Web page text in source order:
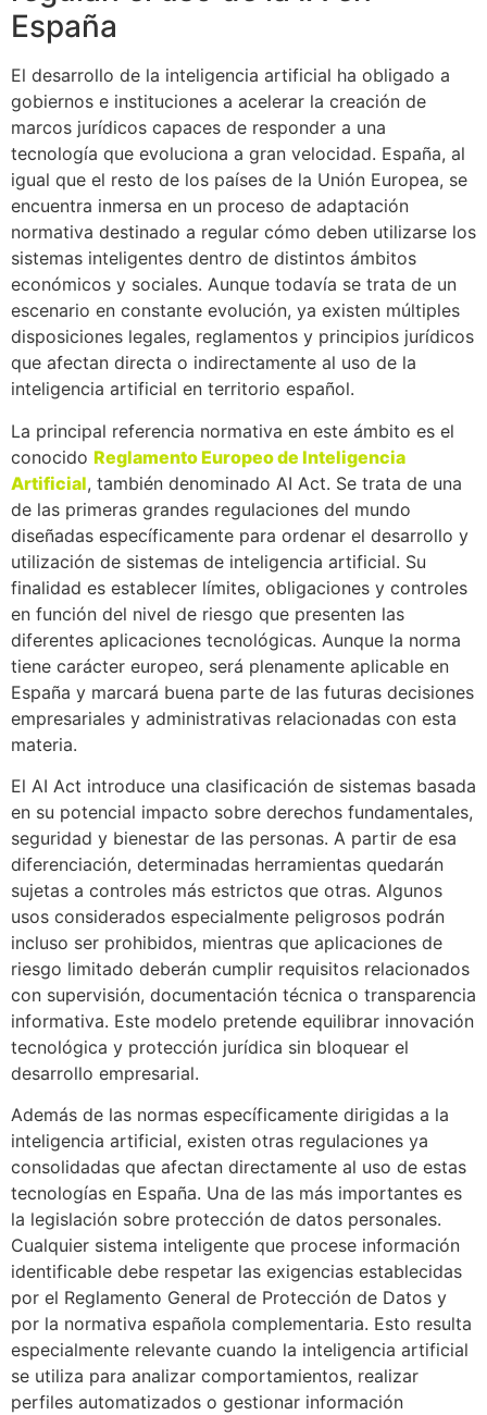
España
El desarrollo de la inteligencia artificial ha obligado a
gobiernos e instituciones a acelerar la creación de
marcos jurídicos capaces de responder a una
tecnología que evoluciona a gran velocidad. España, al
igual que el resto de los países de la Unión Europea, se
encuentra inmersa en un proceso de adaptación
normativa destinado a regular cómo deben utilizarse los
sistemas inteligentes dentro de distintos ámbitos
económicos y sociales. Aunque todavía se trata de un
escenario en constante evolución, ya existen múltiples
disposiciones legales, reglamentos y principios jurídicos
que afectan directa o indirectamente al uso de la
inteligencia artificial en territorio español.
La principal referencia normativa en este ámbito es el
conocido Reglamento Europeo de Inteligencia
Artificial, también denominado AI Act. Se trata de una
de las primeras grandes regulaciones del mundo
diseñadas específicamente para ordenar el desarrollo y
utilización de sistemas de inteligencia artificial. Su
finalidad es establecer límites, obligaciones y controles
en función del nivel de riesgo que presenten las
diferentes aplicaciones tecnológicas. Aunque la norma
tiene carácter europeo, será plenamente aplicable en
España y marcará buena parte de las futuras decisiones
empresariales y administrativas relacionadas con esta
materia.
El AI Act introduce una clasificación de sistemas basada
en su potencial impacto sobre derechos fundamentales,
seguridad y bienestar de las personas. A partir de esa
diferenciación, determinadas herramientas quedarán
sujetas a controles más estrictos que otras. Algunos
usos considerados especialmente peligrosos podrán
incluso ser prohibidos, mientras que aplicaciones de
riesgo limitado deberán cumplir requisitos relacionados
con supervisión, documentación técnica o transparencia
informativa. Este modelo pretende equilibrar innovación
tecnológica y protección jurídica sin bloquear el
desarrollo empresarial.
Además de las normas específicamente dirigidas a la
inteligencia artificial, existen otras regulaciones ya
consolidadas que afectan directamente al uso de estas
tecnologías en España. Una de las más importantes es
la legislación sobre protección de datos personales.
Cualquier sistema inteligente que procese información
identificable debe respetar las exigencias establecidas
por el Reglamento General de Protección de Datos y
por la normativa española complementaria. Esto resulta
especialmente relevante cuando la inteligencia artificial
se utiliza para analizar comportamientos, realizar
perfiles automatizados o gestionar información